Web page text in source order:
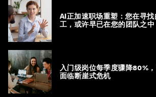
AI正加速职场重塑：您在寻
工，或许早已在您的团队之中
入门级岗位每季度骤降80%
面临断崖式危机